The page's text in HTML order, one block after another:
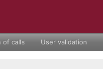
of calls User validation